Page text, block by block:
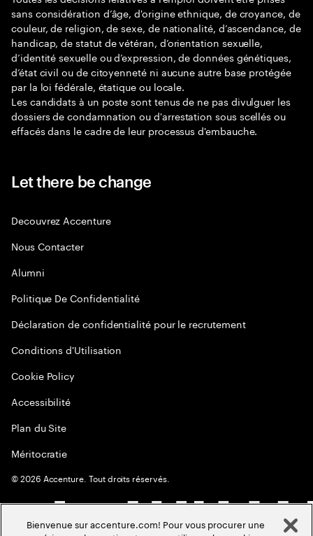
sans considération d’âge, d'origine ethnique, de croyance, de
couleur, de religion, de sexe, de nationalité, d’ascendance, de
handicap, de statut de vétéran, d’orientation sexuelle,
d’identité sexuelle ou d’expression, de données génétiques,
d’état civil ou de citoyenneté ni aucune autre base protégée
par la loi fédérale, étatique ou locale.
Les candidats à un poste sont tenus de ne pas divulguer les
dossiers de condamnation ou d'arrestation sous scellés ou
effacés dans le cadre de leur processus d'embauche.
Let there be change
Decouvrez Accenture
Nous Contacter
Alumni
Politique De Confidentialité
Déclaration de confidentialité pour le recrutement
Conditions d'Utilisation
Cookie Policy
Accessibilité
Plan du Site
Méritocratie
©2026 Accenture. Tout droits réservés.
Bienvenue sur accenture.com! Pour vous procurer une